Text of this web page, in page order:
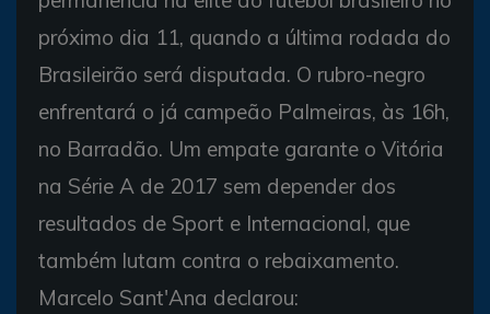
próximo dia 11, quando a última rodada do
Brasileirão será disputada. O rubro-negro
enfrentará o já campeão Palmeiras, às 16h,
no Barradão. Um empate garante o Vitória
na Série A de 2017 sem depender dos
resultados de Sport e Internacional, que
também lutam contra o rebaixamento.
Marcelo Sant'Ana declarou: